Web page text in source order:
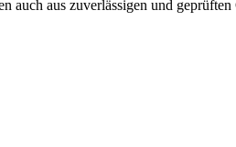
auch aus zuverlässigen und geprüften